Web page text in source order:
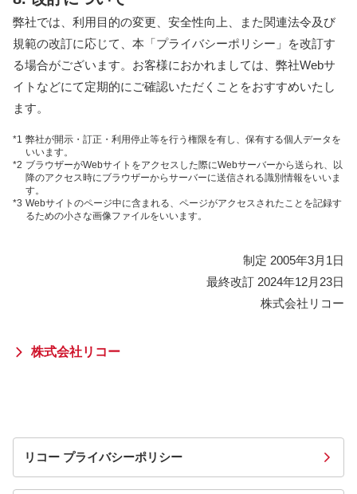
弊社では、利用目的の変更、安全性向上、また関連法令及び
規範の改訂に応じて、本「プライバシーポリシー」を改訂す
る場合がございます。お客様におかれましては、弊社Webサ
イトなどにて定期的にご確認いただくことをおすすめいたし
ます。
*1 弊社が開示・訂正・利用停止等を行う権限を有し、保有する個人データを
いいます。
*2 ブラウザーがWebサイトをアクセスした際にWebサーバーから送られ、以
降のアクセス時にブラウザーからサーバーに送信される識別情報をいいま
す。
*3 Webサイトのページ中に含まれる、ページがアクセスされたことを記録す
るための小さな画像ファイルをいいます。
制定 2005年3月1日
最終改訂 2024年12月23日
株式会社リコー
株式会社リコー
リコー プライバシーポリシー